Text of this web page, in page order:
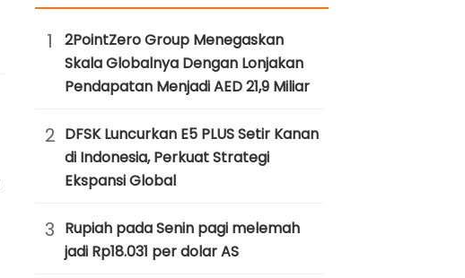
1
2PointZero Group Menegaskan
Skala Globalnya Dengan Lonjakan
Pendapatan Menjadi AED 21,9 Miliar
2 DFSK Luncurkan E5 PLUS Setir Kanan
di Indonesia, Perkuat Strategi
Ekspansi Global
3 Rupiah pada Senin pagi melemah
jadi Rp18.031 per dolar AS